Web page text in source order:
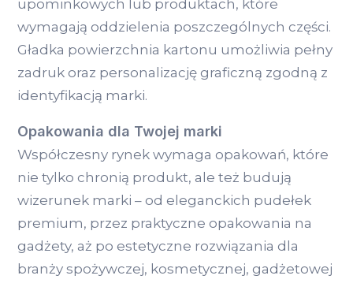
upominkowych lub produktach, które
wymagają oddzielenia poszczególnych części.
Gładka powierzchnia kartonu umożliwia pełny
zadruk oraz personalizację graficzną zgodną z
identyfikacją marki.
Opakowania dla Twojej marki
Współczesny rynek wymaga opakowań, które
nie tylko chronią produkt, ale też budują
wizerunek marki – od eleganckich pudełek
premium, przez praktyczne opakowania na
gadżety, aż po estetyczne rozwiązania dla
branży spożywczej, kosmetycznej, gadżetowej